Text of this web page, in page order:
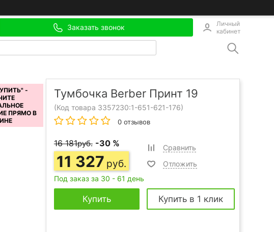
Заказать звонок
Личный
кабинет
Тумбочка Berber Принт 19
(Код товара 3357230:1-651-621-176)
0 отзывов
16 181руб. -30 %
11 327 руб.
Под заказ за 30 - 61 день
Сравнить
Отложить
Купить Купить в 1 клик